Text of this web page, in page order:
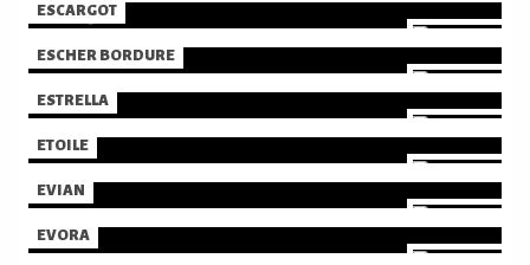
ESCARGOT
ESCHER BORDURE
ESTRELLA
ETOILE
EVIAN
EVORA